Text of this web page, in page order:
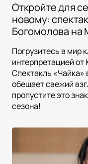
Откройте для
новому:
Богомолова на
Погрузитесь в мир
интерпретацией от
Спектакль «Чайка»
обещает свежий
пропустите это
сезона!